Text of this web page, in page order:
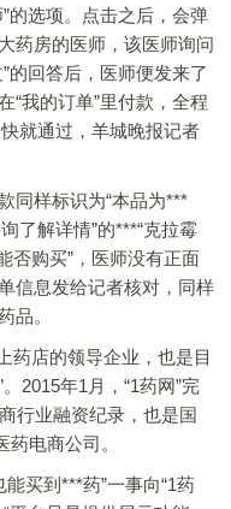
的选项。点击之后，会弹
药房的医师，该医师询问
的回答后，医师便发来了
“我的订单”里付款，全程
就通过，羊城晚报记者
样标识为“本品为***
了解详情”的***“克拉霉
否购买”，医师没有正面
信息发给记者核对，同样
品。
店的领导企业，也是目
2015年1月，“1药网”完
行业融资纪录，也是国
电商公司。
买到***药”一事向“1药